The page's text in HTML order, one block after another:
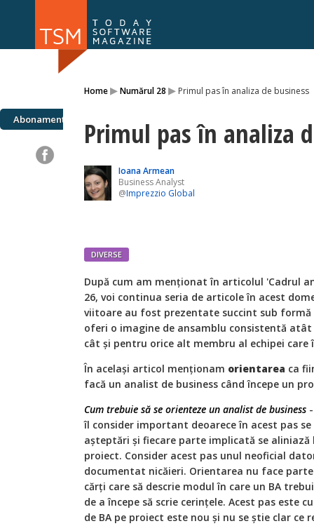
Home▸Numărul 28 ▸ Primul pas în analiza de business
Abonamente Primul pas în analiza
Ioana Armean
Business Analyst
@Imprezzio Global
DIVERSE
După cum am menționat în articolul 'Cadrul
26, voi continua seria de articole în acest
viitoare au fost prezentate succint sub formă
oferi o imagine de ansamblu consistentă
cât și pentru orice alt membru al echipei
În același articol menționam orientarea ca
facă un analist de business când începe un
Cum trebuie să se orienteze un analist de business
îl consider important deoarece în acest pas
așteptări și fiecare parte implicată se
proiect. Consider acest pas unul neoficial
documentat nicăieri. Orientarea nu face
cărți care să descrie modul în care un BA
de a începe să scrie cerințele. Acest pas
de BA pe proiect este nou și nu se știe clar ce